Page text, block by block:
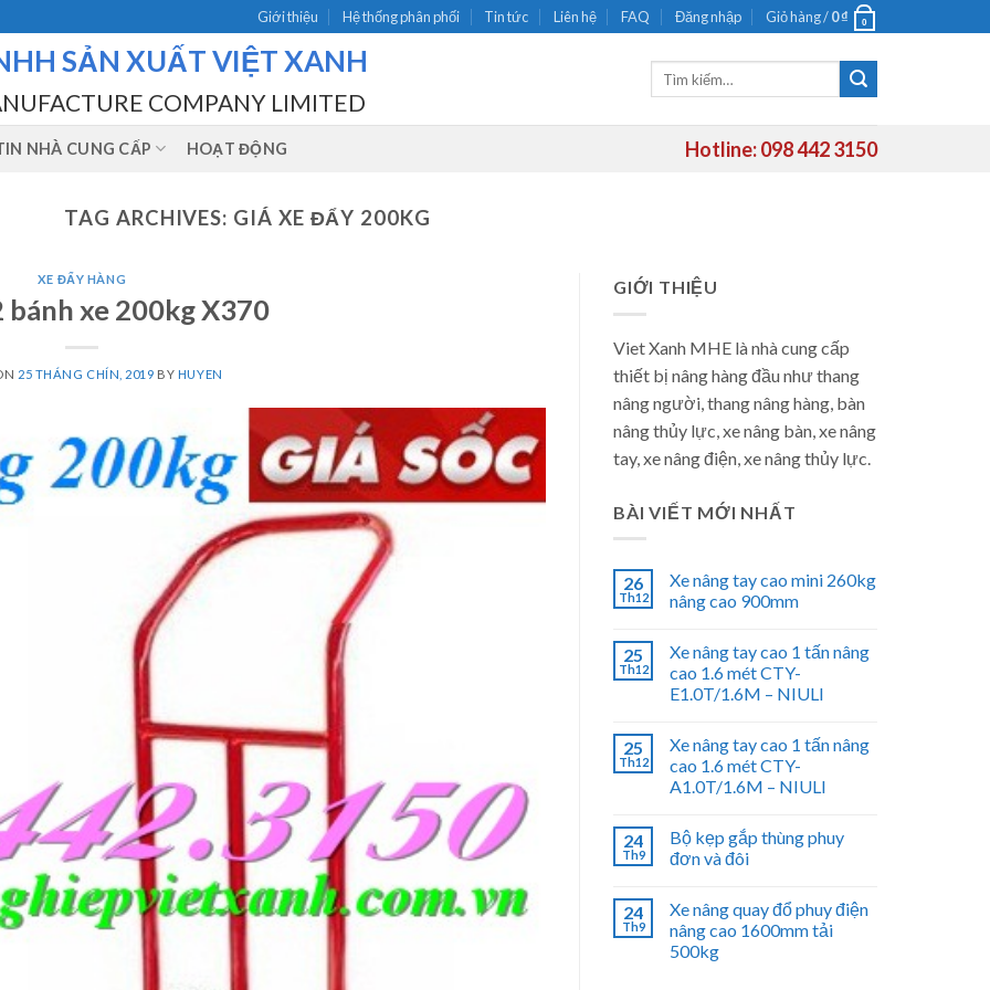
Giới thiệu Hệ thống phân phối Tin tức Liên hệ FAQ Đăng nhập Giỏ hàng /0₫ 0
SẢN XUẤT VIỆT XANH
COMPANY LIMITED
NHÀ CUNG CẤP HOẠT ĐỘNG Hotline: 098 442 3150
TAG ARCHIVES: GIÁ XE ĐẨY 200KG
XE ĐẨY HÀNG
bánh xe 200kg X370
25 THÁNG CHÍN, 2019 BY HUYEN
GIỚI THIỆU
Viet Xanh MHE là nhà cung cấp
thiết bị nâng hàng đầu như thang
nâng người, thang nâng hàng, bàn
nâng thủy lực, xe nâng bàn, xe nâng
tay, xe nâng điện, xe nâng thủy lực.
BÀI VIẾT MỚI NHẤT
26
Th12
Xe nâng tay cao mini 260kg
nâng cao 900mm
25
Th12
Xe nâng tay cao 1 tấn nâng
cao 1.6 mét CTY-
E1.0T/1.6M – NIULI
25
Th12
Xe nâng tay cao 1 tấn nâng
cao 1.6 mét CTY-
A1.0T/1.6M – NIULI
24
Th9
Bộ kẹp gắp thùng phuy
đơn và đôi
24
Th9
Xe nâng quay đổ phuy điện
nâng cao 1600mm tải
500kg